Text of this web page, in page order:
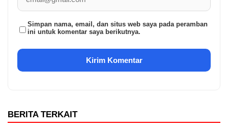
Simpan nama, email, dan situs web saya pada peramban
ini untuk komentar saya berikutnya.
BERITA TERKAIT